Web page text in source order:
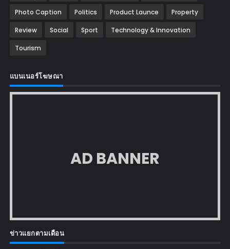
Photo Caption Politics Product Launce Property
Review Social Sport Technology & Innovation
Tourism
แบนเนอร์โฆษณา
AD BANNER
ข่าวแยกตามเดือน